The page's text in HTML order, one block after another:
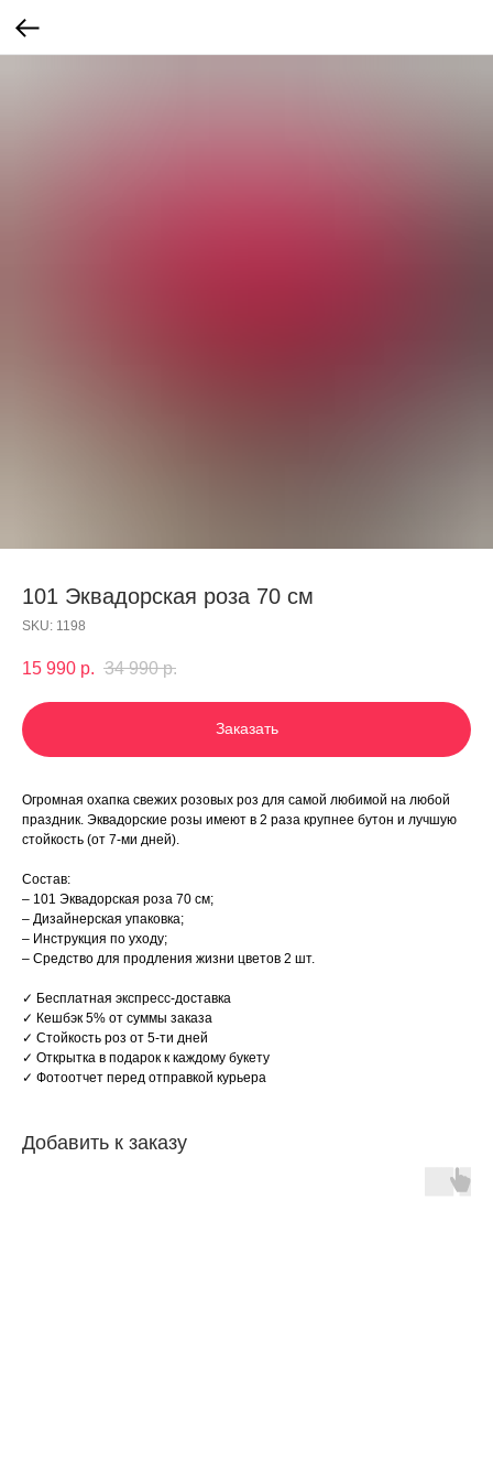
101 Эквадорская роза 70 см
SKU: 1198
15 990 р. 34 990 р.
Заказать
Огромная охапка свежих розовых роз для самой любимой на любой
праздник. Эквадорские розы имеют в 2 раза крупнее бутон и лучшую
стойкость (от 7-ми дней).
Состав:
– 101 Эквадорская роза 70 см;
– Дизайнерская упаковка;
– Инструкция по уходу;
– Средство для продления жизни цветов 2 шт.
✓ Бесплатная экспреcс-доcтaвкa
✓ Кeшбэк 5% от cуммы заказа
✓ Стойкость роз от 5-ти дней
✓ Открытка в подарок к каждому букету
✓ Фотоотчет перед отправкой курьера
Добавить к заказу